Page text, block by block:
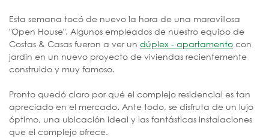
Esta semana tocó de nuevo la hora de una maravillosa
"Open House". Algunos empleados de nuestro equipo de
Costas & Casas fueron a ver un dúplex - apartamento con
jardín en un nuevo proyecto de viviendas recientemente
construido y muy famoso.
Pronto quedó claro por qué el complejo residencial es tan
apreciado en el mercado. Ante todo, se disfruta de un lujo
óptimo, una ubicación ideal y las fantásticas instalaciones
que el complejo ofrece.